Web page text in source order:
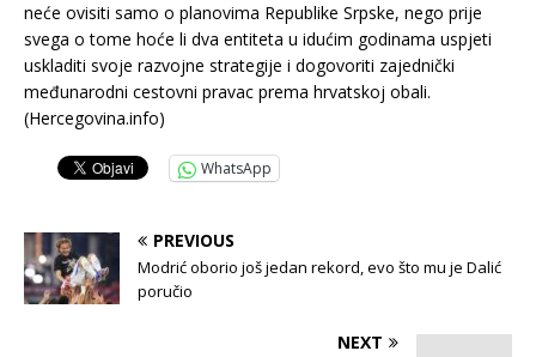
neće ovisiti samo o planovima Republike Srpske, nego prije
svega o tome hoće li dva entiteta u idućim godinama uspjeti
uskladiti svoje razvojne strategije i dogovoriti zajednički
međunarodni cestovni pravac prema hrvatskoj obali.
(Hercegovina.info)
WhatsApp
PREVIOUS
Modrić oborio još jedan rekord, evo što mu je Dalić
poručio
NEXT